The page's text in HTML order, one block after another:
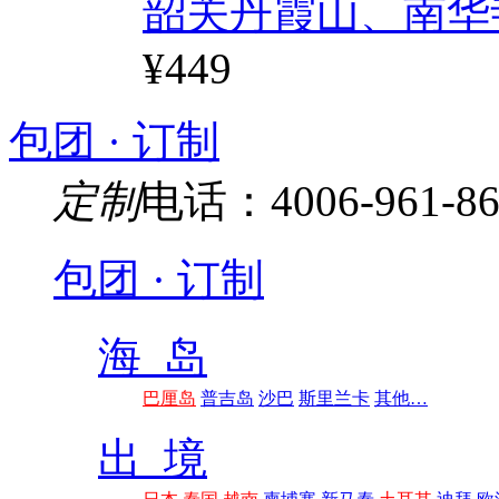
韶关丹霞山、南
¥449
包团 · 订制
定制电话：4006-961-
包团 · 订制
海 岛
巴厘岛 普吉岛 沙巴 斯里兰卡 其他…
出 境